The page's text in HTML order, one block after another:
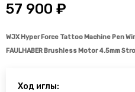
57 900 ₽
WJX Hyper Force Tattoo Machine Pen
FAULHABER Brushless Motor 4.5mm
Ход иглы: